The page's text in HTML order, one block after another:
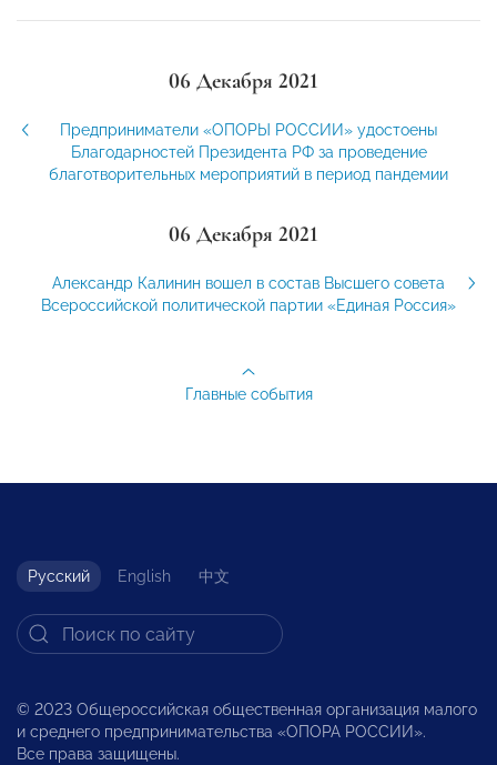
06 Декабря 2021
Предприниматели «ОПОРЫ РОССИИ» удостоены
Благодарностей Президента РФ за проведение
благотворительных мероприятий в период пандемии
06 Декабря 2021
Александр Калинин вошел в состав Высшего совета
Всероссийской политической партии «Единая Россия»
Главные события
Русский English 中文
© 2023 Общероссийская общественная организация малого
и среднего предпринимательства «ОПОРА РОССИИ».
Все права защищены.